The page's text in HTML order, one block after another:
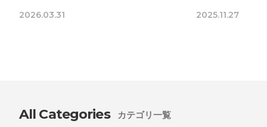
2026.03.31 2025.11.27
All Categories カテゴリ一覧